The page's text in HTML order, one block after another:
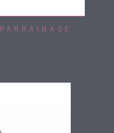
PARRAINAGE